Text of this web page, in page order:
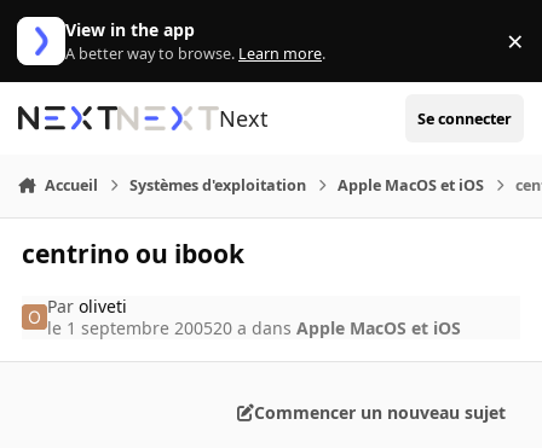
Aller au contenu
View in the app
A better way to browse. Learn more. ×
Next Se connecter
Accueil Systèmes d'exploitation Apple MacOS et iOS
centrino ou ibook
Paroliveti
le 1 septembre 200520 a dansApple MacOS et iOS
Commencer un nouveau sujet